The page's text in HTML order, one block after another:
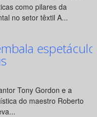
como pilares da
no setor têxtil A...
Tony Gordon e a
do maestro Roberto